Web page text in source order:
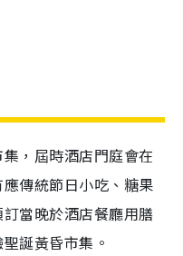
，屆時酒店門庭會在
傳統節日小吃、糖果
當晚於酒店餐廳用膳
誕黃昏市集。